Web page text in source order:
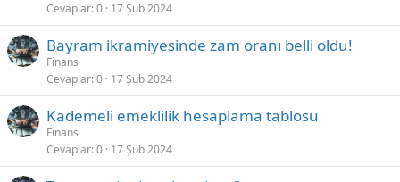
Cevaplar 0 17 Şub 2024
Bayram ikramiyesinde zam oranı belli oldu!
Finans
Cevaplar 0 17 Şub 2024
Kademeli emeklilik hesaplama tablosu
Finans
Cevaplar 0 17 Şub 2024